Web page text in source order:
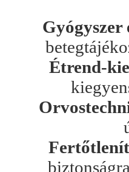
Gyógyszer
Étrend-